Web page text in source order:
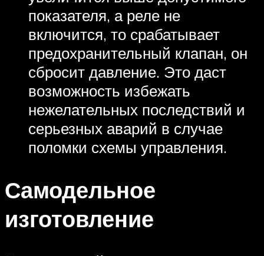
показателя, а реле не
включится, то срабатывает
предохранительный клапан, он
сбросит давление. Это даст
возможность избежать
нежелательных последствий и
серьезных аварий в случае
поломки схемы управления.
Самодельное
изготовление